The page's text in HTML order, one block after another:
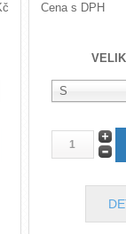
Cena s DPH
S